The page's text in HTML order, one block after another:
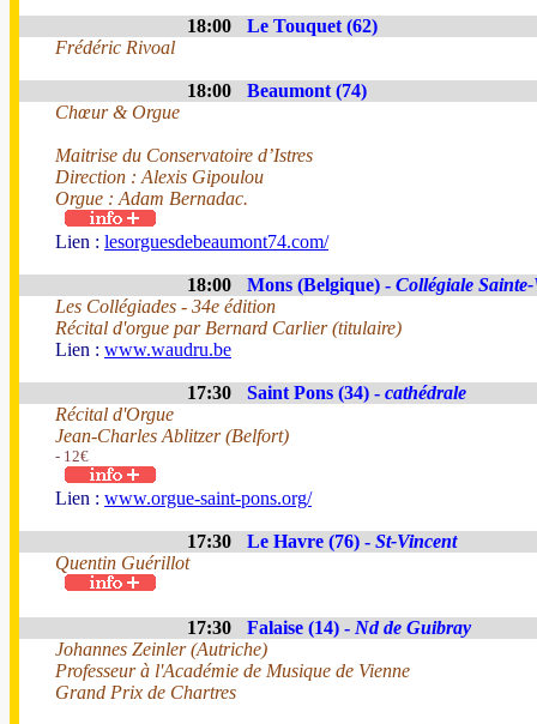
18:00
Le Touquet (62)
Frédéric Rivoal
18:00
Beaumont (74)
Chœur & Orgue
Maitrise du Conservatoire d’Istres
Direction : Alexis Gipoulou
Orgue : Adam Bernadac.
Lien : lesorguesdebeaumont74.com/
18:00 Mons (Belgique) - Collégiale
Les Collégiades - 34e édition
Récital d'orgue par Bernard Carlier (titulaire)
Lien : www.waudru.be
17:30 Saint Pons (34) - cathédrale
Récital d'Orgue
Jean-Charles Ablitzer (Belfort)
- 12€
Lien : www.orgue-saint-pons.org/
17:30 Le Havre (76) - St-Vincent
Quentin Guérillot
17:30 Falaise (14) - Nd de Guibray
Johannes Zeinler (Autriche)
Professeur à l'Académie de Musique de Vienne
Grand Prix de Chartres